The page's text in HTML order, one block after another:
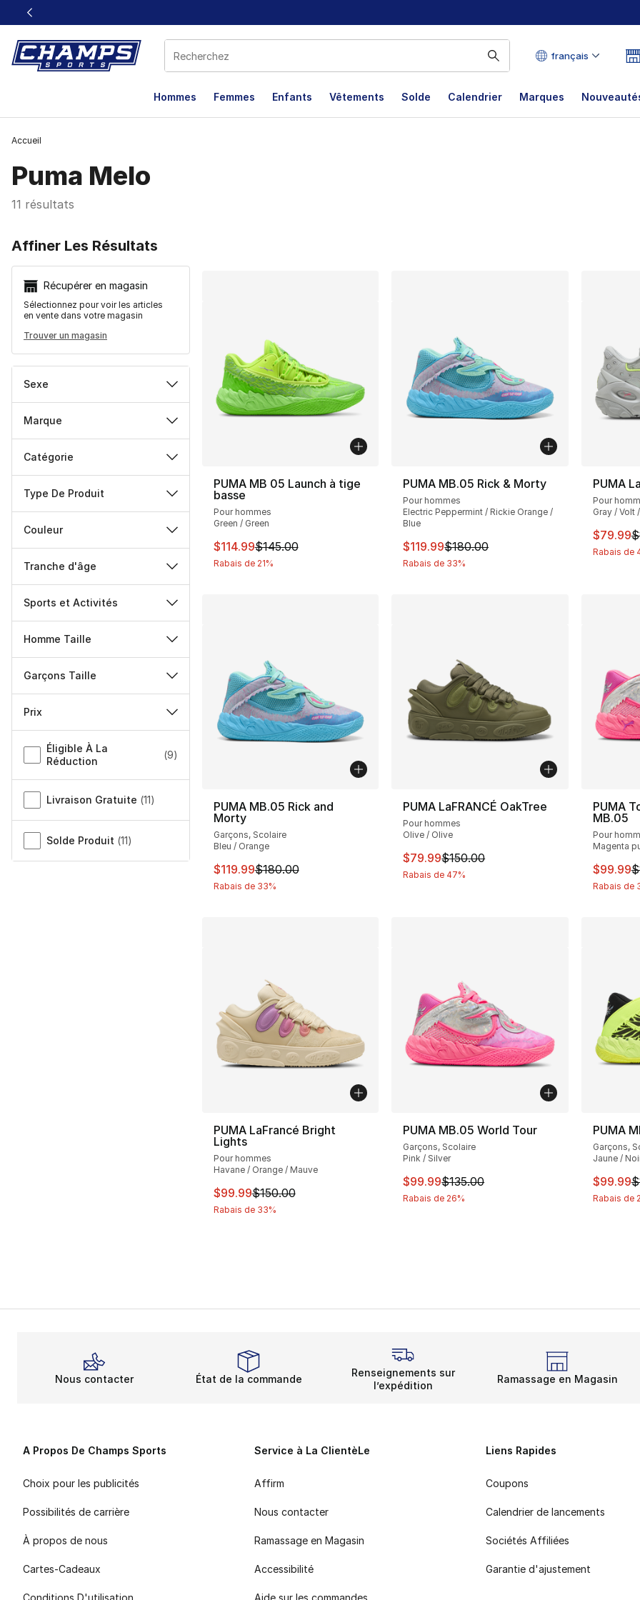
Ce lien s’ouvrira dans une nouvelle fenêtre
français
Hommes Femmes Enfants Vêtements Solde Calendrier Marques
Accueil
Puma Melo
11 résultats
Affiner Les Résultats
Récupérer en magasin
Sélectionnez pour voir les articles
en vente dans votre magasin
Trouver un magasin
Sexe
Marque
Catégorie
Type De Produit
Couleur
Tranche d'âge
Sports et Activités
Homme Taille
Garçons Taille
Prix
Éligible À La
Réduction
(9)
Livraison Gratuite (11)
Solde Produit (11)
PUMA MB 05 Launch à tige
basse
Pour hommes
Green / Green
Cet article est en solde. Le prix est passé de $145.00 à $114.99
$114.99$145.00
Rabais de 21%
PUMA MB.05 Rick & Morty
Pour hommes
Electric Peppermint / Rickie Orange /
Blue
Cet article est en solde. Le prix est passé
$119.99$180.00
Rabais de 33%
PUMA
Pour
Gray / Volt
Cet
$79.99
Rabais de
PUMA MB.05 Rick and
Morty
Garçons, Scolaire
Bleu / Orange
Cet article est en solde. Le prix est passé de $180.00 à $119.99
$119.99$180.00
Rabais de 33%
PUMA LaFRANCÉ OakTree
Pour hommes
Olive / Olive
Cet article est en solde. Le prix est passé
$79.99$150.00
Rabais de 47%
PUMA
MB.05
Pour
Magenta
Cet
$99.99
Rabais de
PUMA LaFrancé Bright
Lights
Pour hommes
Havane / Orange / Mauve
Cet article est en solde. Le prix est passé de $150.00 à $99.99
$99.99$150.00
Rabais de 33%
PUMA MB.05 World Tour
Garçons, Scolaire
Pink / Silver
Cet article est en solde. Le prix est passé
$99.99$135.00
Rabais de 26%
PUMA
Garçons,
Jaune /
Cet
$99.99
Rabais de
Nous contacter État de la commande
Renseignements sur
l’expédition
Ramassage en Magasin
A Propos De Champs Sports
Choix pour les publicités
Possibilités de carrière
À propos de nous
Cartes-Cadeaux
Conditions D'utilisation
Service à La ClientèLe
Affirm
Nous contacter
Ramassage en Magasin
Accessibilité
Aide sur les commandes
Liens Rapides
Coupons
Calendrier de lancements
Sociétés Affiliées
Garantie d'ajustement